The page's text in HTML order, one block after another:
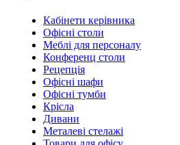
Кабінети керівника
Офісні столи
Меблі для персоналу
Конференц столи
Рецепція
Офісні шафи
Офісні тумби
Крісла
Дивани
Металеві стелажі